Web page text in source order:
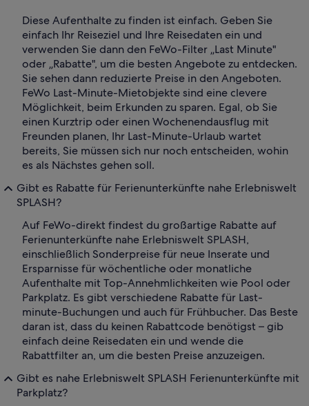
Diese Aufenthalte zu finden ist einfach. Geben Sie
einfach Ihr Reiseziel und Ihre Reisedaten ein und
verwenden Sie dann den FeWo-Filter „Last Minute"
oder „Rabatte", um die besten Angebote zu entdecken.
Sie sehen dann reduzierte Preise in den Angeboten.
FeWo Last-Minute-Mietobjekte sind eine clevere
Möglichkeit, beim Erkunden zu sparen. Egal, ob Sie
einen Kurztrip oder einen Wochenendausflug mit
Freunden planen, Ihr Last-Minute-Urlaub wartet
bereits, Sie müssen sich nur noch entscheiden, wohin
es als Nächstes gehen soll.
Gibt es Rabatte für Ferienunterkünfte nahe Erlebniswelt
SPLASH?
Auf FeWo-direkt findest du großartige Rabatte auf
Ferienunterkünfte nahe Erlebniswelt SPLASH,
einschließlich Sonderpreise für neue Inserate und
Ersparnisse für wöchentliche oder monatliche
Aufenthalte mit Top-Annehmlichkeiten wie Pool oder
Parkplatz. Es gibt verschiedene Rabatte für Last-
minute-Buchungen und auch für Frühbucher. Das Beste
daran ist, dass du keinen Rabattcode benötigst – gib
einfach deine Reisedaten ein und wende die
Rabattfilter an, um die besten Preise anzuzeigen.
Gibt es nahe Erlebniswelt SPLASH Ferienunterkünfte mit
Parkplatz?